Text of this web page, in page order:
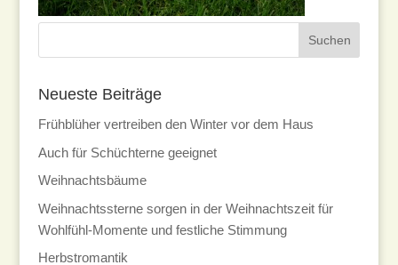
Neueste Beiträge
Frühblüher vertreiben den Winter vor dem Haus
Auch für Schüchterne geeignet
Weihnachtsbäume
Weihnachtssterne sorgen in der Weihnachtszeit für
Wohlfühl-Momente und festliche Stimmung
Herbstromantik